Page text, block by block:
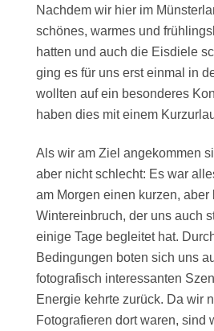
Nachdem wir hier im
schönes, warmes und
hatten und auch die Eisdiele
ging es für uns erst einmal in
wollten auf ein besonderes
haben dies mit einem
Als wir am Ziel angekommen
aber nicht schlecht: Es war
am Morgen einen kurzen, aber
Wintereinbruch, der uns auch
einige Tage begleitet hat.
Bedingungen boten sich uns
fotografisch interessanten
Energie kehrte zurück. Da wir
Fotografieren dort waren, sind